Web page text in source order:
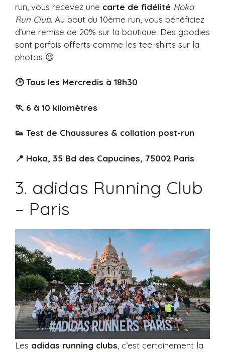
run, vous recevez une carte de fidélité Hoka
Run Club. Au bout du 10ème run, vous bénéficiez
d’une remise de 20% sur la boutique. Des goodies
sont parfois offerts comme les tee-shirts sur la
photos 😉
🕒 Tous les Mercredis à 18h30
🏃 6 à 10 kilomètres
👟 Test de Chaussures & collation post-run
📍 Hoka, 35 Bd des Capucines, 75002 Paris
3. adidas Running Club
– Paris
Les adidas running clubs , c’est certainement la